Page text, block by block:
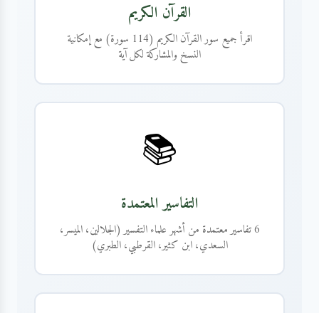
القرآن الكريم
اقرأ جميع سور القرآن الكريم (114 سورة) مع إمكانية
النسخ والمشاركة لكل آية
📚
التفاسير المعتمدة
6 تفاسير معتمدة من أشهر علماء التفسير (الجلالين، الميسر،
السعدي، ابن كثير، القرطبي، الطبري)